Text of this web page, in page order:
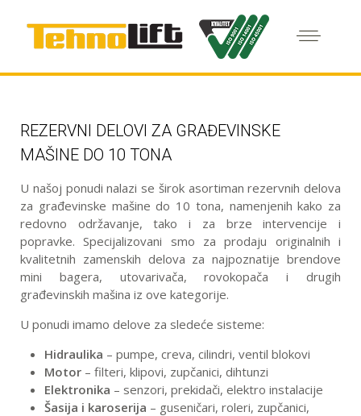
REZERVNI DELOVI ZA GRAĐEVINSKE
MAŠINE DO 10 TONA
U našoj ponudi nalazi se širok asortiman rezervnih delova
za građevinske mašine do 10 tona, namenjenih kako za
redovno održavanje, tako i za brze intervencije i
popravke. Specijalizovani smo za prodaju originalnih i
kvalitetnih zamenskih delova za najpoznatije brendove
mini bagera, utovarivača, rovokopača i drugih
građevinskih mašina iz ove kategorije.
U ponudi imamo delove za sledeće sisteme:
Hidraulika – pumpe, creva, cilindri, ventil blokovi
Motor – filteri, klipovi, zupčanici, dihtunzi
Elektronika – senzori, prekidači, elektro instalacije
Šasija i karoserija – guseničari, roleri, zupčanici,